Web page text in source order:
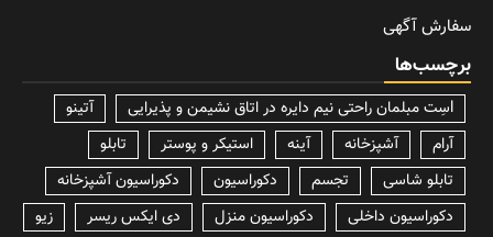
سفارش آگهی
برچسب‌ها
lسِت مبلمان راحتی نیم دایره در اتاق نشیمن و پذیرایی
آتینو
آرام
آشپزخانه آینه استیکر و پوستر
تابلو
تابلو شاسی
تجسم دکوراسیون
دکوراسیون آشپزخانه
دکوراسیون داخلی
دکوراسیون منزل دی ایکس ریسر
زیو